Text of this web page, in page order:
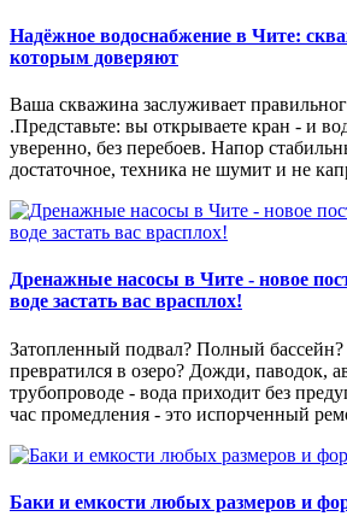
Надёжное водоснабжение в Чите:
которым доверяют
Ваша скважина заслуживает
.Представьте: вы открываете кран - и
уверенно, без перебоев. Напор
достаточное, техника не шумит и не
Дренажные насосы в Чите - новое
воде застать вас врасплох!
Затопленный подвал? Полный
превратился в озеро? Дожди, паводок,
трубопроводе - вода приходит без
час промедления - это испорченный
Баки и емкости любых размеров и